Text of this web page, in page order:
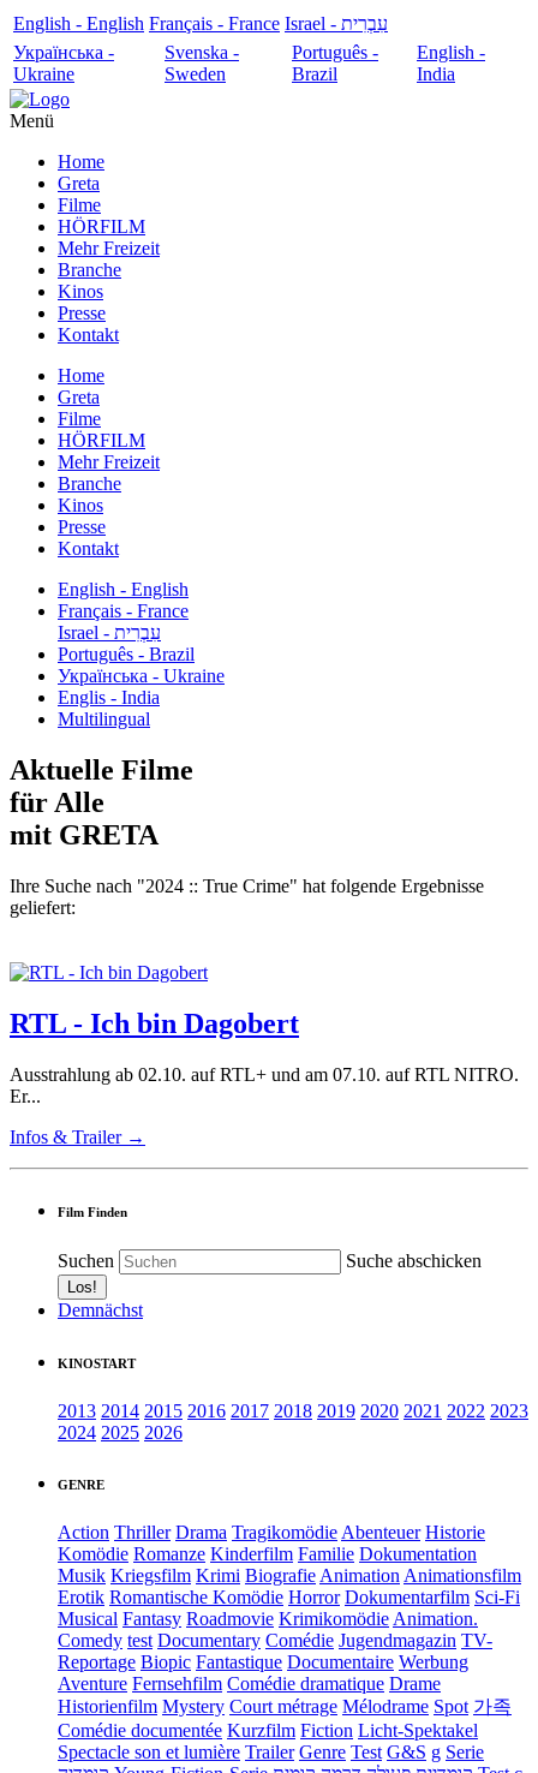
English - English Français - France
עִבְרִית - Israel
Українська -
Ukraine
Svenska -
Sweden
Português -
Brazil
English -
India
Menü
Home
Greta
Filme
HÖRFILM
Mehr Freizeit
Branche
Kinos
Presse
Kontakt
Home
Greta
Filme
HÖRFILM
Mehr Freizeit
Branche
Kinos
Presse
Kontakt
English - English
Français - France
עִבְרִית - Israel
Português - Brazil
Українська - Ukraine
Englis - India
Multilingual
Aktuelle Filme
für Alle
mit GRETA
Ihre Suche nach "2024 :: True Crime" hat folgende Ergebnisse
geliefert:
RTL - Ich bin Dagobert
Ausstrahlung ab 02.10. auf RTL+ und am 07.10. auf RTL NITRO.
Er...
Infos & Trailer →
Film Finden
Suchen Suche abschicken
Demnächst
KINOSTART
2013 2014 2015 2016 2017 2018 2019 2020 2021 2022 2023
2024 2025 2026
GENRE
Action Thriller Drama TragikomödieAbenteuer Historie
Komödie Romanze Kinderfilm Familie Dokumentation
Musik Kriegsfilm Krimi BiografieAnimationAnimationsfilm
Erotik Romantische Komödie Horror Dokumentarfilm Sci-Fi
Musical Fantasy Roadmovie KrimikomödieAnimation.
Comedy test Documentary Comédie Jugendmagazin TV-
Reportage Biopic Fantastique Documentaire Werbung
Aventure Fernsehfilm Comédie dramatique Drame
Historienfilm Mystery Court métrage Mélodrame Spot 가족
Comédie documentée Kurzfilm Fiction Licht-Spektakel
Spectacle son et lumière Trailer Genre Test G&S g Serie